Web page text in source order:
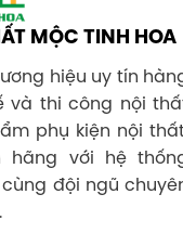
MỘC TINH HOA
hiệu uy tín
và thi công nội
phụ kiện nội
hãng với hệ
đội ngũ